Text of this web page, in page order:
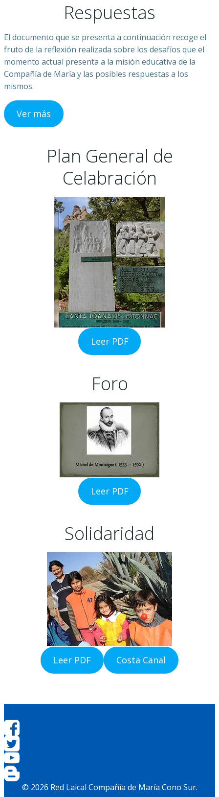
Respuestas
El documento que se presenta a continuación recoge el
fruto de la reflexión realizada sobre los desafíos que el
momento actual presenta a la misión educativa de la
Compañía de María y las posibles respuestas a los
mismos.
Ver más
Plan General de
Celabración
Leer PDF
Foro
Leer PDF
Solidaridad
Leer PDF Costa Canal
© 2026 Red Laical Compañía de María Cono Sur.